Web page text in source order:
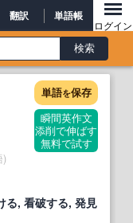
翻訳 単語帳
ログイン
単語を保存
瞬間英作文
添削で伸ばす
無料で試す
, 看破する, 発見